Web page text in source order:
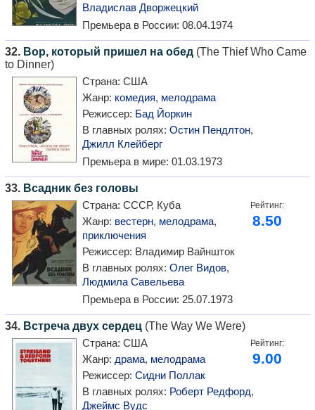
Владислав Дворжецкий
Премьера в России: 08.04.1974
32. Вор, который пришел на обед (The Thief Who Came
to Dinner)
Страна: США
Жанр: комедия, мелодрама
Режиссер: Бад Йоркин
В главных ролях: Остин Пендлтон,
Джилл Клейберг
Премьера в мире: 01.03.1973
33. Всадник без головы
Рейтинг:
8.50
Страна: СССР, Куба
Жанр: вестерн, мелодрама,
приключения
Режиссер: Владимир Вайншток
В главных ролях: Олег Видов,
Людмила Савельева
Премьера в России: 25.07.1973
34. Встреча двух сердец (The Way We Were)
Рейтинг:
9.00
Страна: США
Жанр: драма, мелодрама
Режиссер: Сидни Поллак
В главных ролях: Роберт Редфорд,
Джеймс Вудс